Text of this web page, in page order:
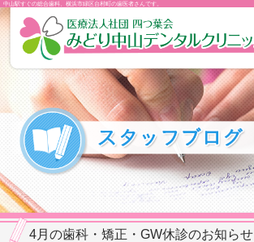
中山駅すぐの総合歯科、横浜市緑区台村町の歯医者さんです。
4月の歯科・矯正・GW休診のお知らせ